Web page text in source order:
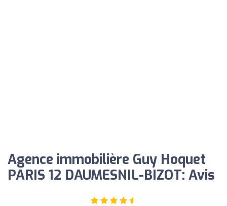
Agence immobilière Guy Hoquet
PARIS 12 DAUMESNIL-BIZOT: Avis